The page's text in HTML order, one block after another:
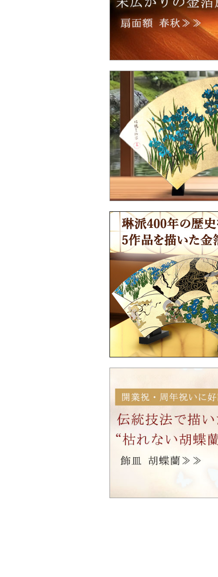
Ｑ：100個以上の大量注文は可能ですか
Ｑ：ロゴをもとにしたオリジナルデザイ
は製作可能ですか？
Ｑ：海外配送は対応していますか？
Ｑ：海外配送はどうやって注文したらい
ですか？
Ｑ：英文の取扱説明書はありますか？